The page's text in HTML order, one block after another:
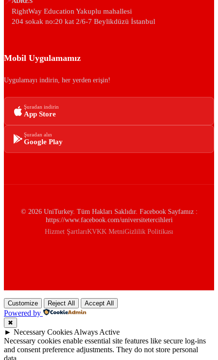
RightWay Education Yakuplu mahallesi
204 sokak no:20 kat 2/6-7 Beylikdüzü İstanbul
Mobil Uygulamamız
Uygulamayı indirin, her yerden erişin!
Şuradan indirin
App Store
Şuradan alın
Google Play
© 2026 UniTurkey. Tüm Hakları Saklıdır. Facebook Sayfamız :
https://www.facebook.com/universitetercihleri
Hizmet ŞartlarıKVKK MetniGizlilik Politikası
Customize Reject All Accept All
Powered by
✖
► Necessary Cookies Always Active
Necessary cookies enable essential site features like secure log-ins
and consent preference adjustments. They do not store personal
data.